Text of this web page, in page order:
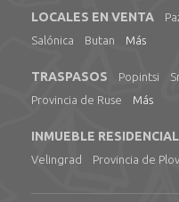
LOCALES EN VENTA
Salónica
Butan Más
TRASPASOS Popintsi
Provincia de Ruse
Más
INMUEBLE RESIDENCIAL
Velingrad
Provincia de